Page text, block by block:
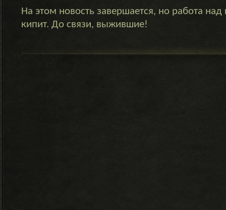
На этом новость завершается, но работа
кипит. До связи, выжившие!